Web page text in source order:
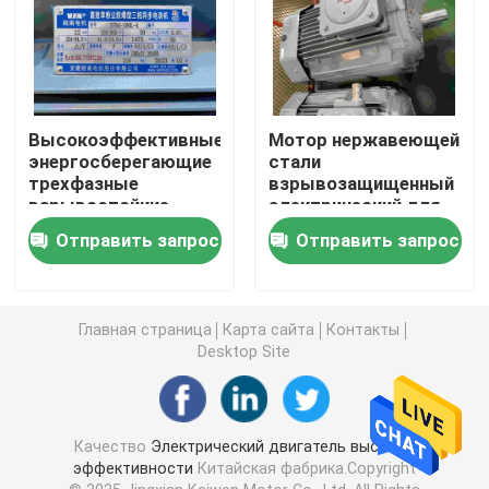
Высоковольтные моторы индукции
Электрические двигатели DC
Электрический двигатель переменной скорости
Моторы постоянного магнита одновременные
Особенные электрические двигатели
преобразователь частоты
Высокоэффективные
энергосберегающие
трехфазные
взрывостойкие
электрические
моторы
Отправить запрос
Мотор нержавеющей
стали
взрывозащищенный
электрический для
завода по обработке
едыОтправить запрос
Главная страница Карта сайта
Контакты
Desktop Site
Качество Электрический двигатель высокой
эффективности Китайская фабрика.Copyright